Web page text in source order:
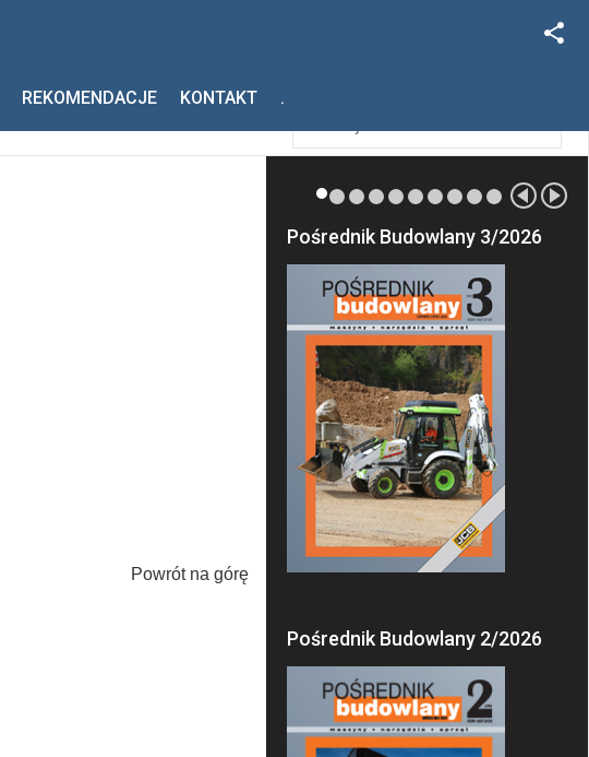
REKOMENDACJE KONTAKT .
Powrót na górę
Pośrednik Budowlany 3/2026
Pośrednik Budowlany 2/2026